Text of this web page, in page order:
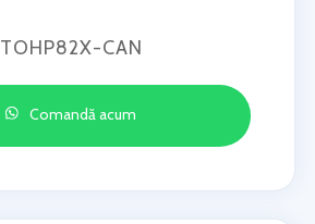
TOHP82X-CAN
Comandă acum